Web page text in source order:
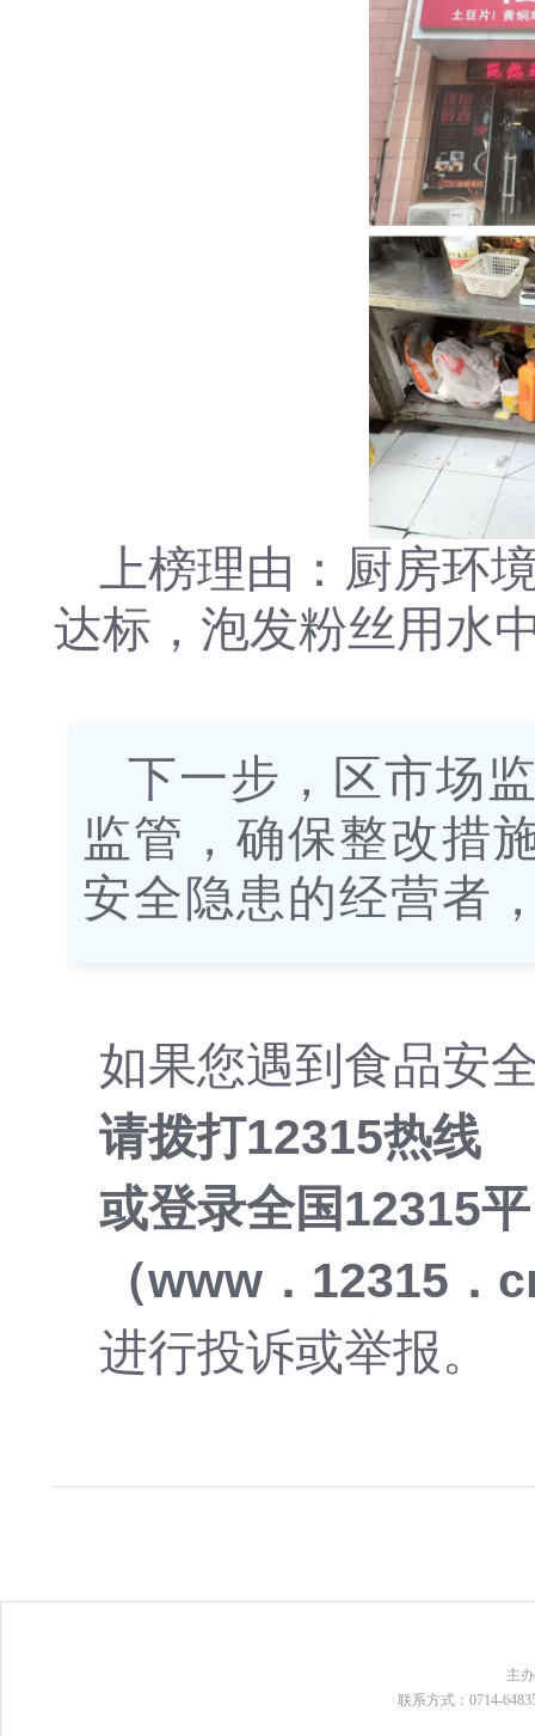
上榜理由：厨房环
达标，泡发粉丝用水
下一步，区市场
监管，确保整改措
安全隐患的经营者
如果您遇到食品安
请拨打12315热线
或登录全国12315
（www．12315．
进行投诉或举报。
主
联系方式：0714-